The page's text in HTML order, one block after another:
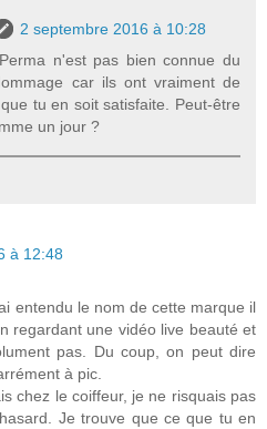
2 septembre 2016 à 10:28
n'est pas bien connue du
car ils ont vraiment de
tu en soit satisfaite. Peut-être
un jour ?
à 12:48
entendu le nom de cette marque il
regardant une vidéo live beauté et
pas. Du coup, on peut dire
à pic.
chez le coiffeur, je ne risquais pas
Je trouve que ce que tu en